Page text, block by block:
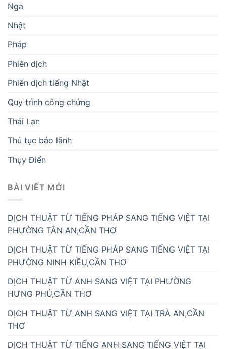
Nga
Nhật
Pháp
Phiên dịch
Phiên dịch tiếng Nhật
Quy trình công chứng
Thái Lan
Thủ tục bảo lãnh
Thụy Điển
BÀI VIẾT MỚI
DỊCH THUẬT TỪ TIẾNG PHÁP SANG TIẾNG VIỆT TẠI
PHƯỜNG TÂN AN,CẦN THƠ
DỊCH THUẬT TỪ TIẾNG PHÁP SANG TIẾNG VIỆT TẠI
PHƯỜNG NINH KIỀU,CẦN THƠ
DỊCH THUẬT TỪ ANH SANG VIỆT TẠI PHƯỜNG
HƯNG PHÚ,CẦN THƠ
DỊCH THUẬT TỪ ANH SANG VIỆT TẠI TRÀ AN,CẦN
THƠ
DỊCH THUẬT TỪ TIẾNG ANH SANG TIẾNG VIỆT TẠI